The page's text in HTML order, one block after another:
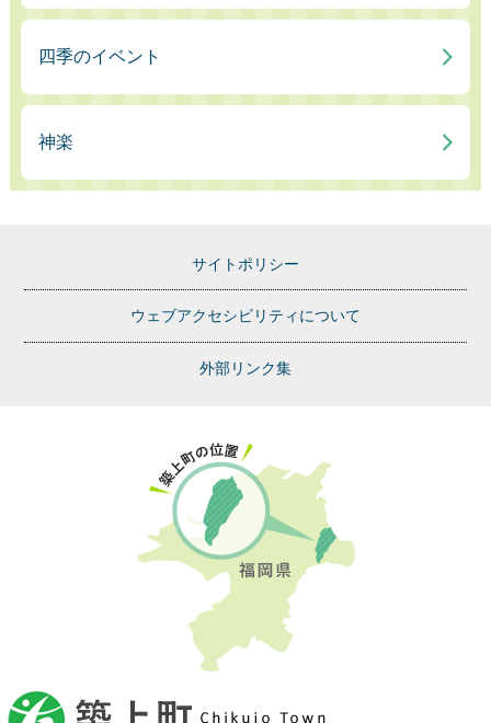
四季のイベント
神楽
サイトポリシー
ウェブアクセシビリティについて
外部リンク集